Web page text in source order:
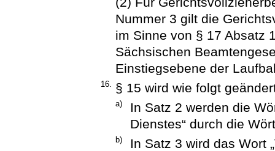
Nummer 3 gilt die
im Sinne von § 17 Absatz
Sächsischen
Einstiegsebene der
16. § 15 wird wie folgt
a)
In Satz 2 werden die
Dienstes“ durch die
b)
In Satz 3 wird das Wort